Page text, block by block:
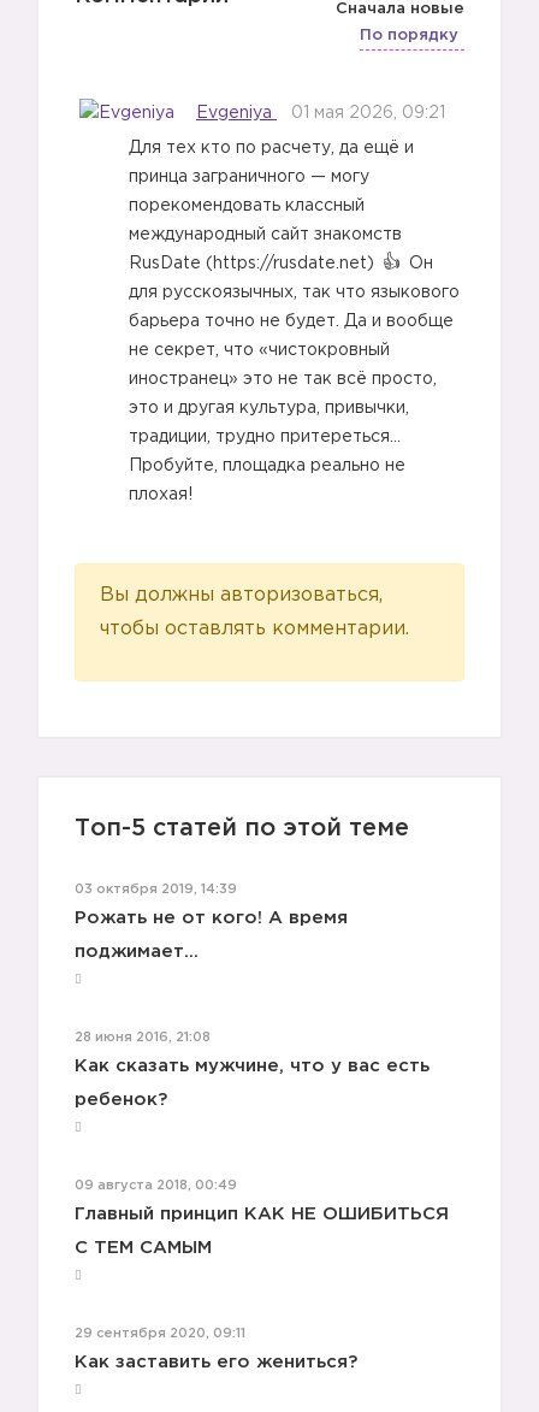
4️⃣
Сначала новые
По порядку
Evgeniya 01 мая 2026, 09:21
Для тех кто по расчету, да ещё и
принца заграничного — могу
порекомендовать классный
международный сайт знакомств
RusDate (https://rusdate.net)
Он
для русскоязычных, так что языкового
барьера точно не будет. Да и вообще
не секрет, что «чистокровный
иностранец» это не так всё просто,
это и другая культура, привычки,
традиции, трудно притереться…
Пробуйте, площадка реально не
плохая!
Вы должны авторизоваться,
чтобы оставлять комментарии.
Топ-5 статей по этой теме
03 октября 2019, 14:39
Рожать не от кого! А время
поджимает...
28 июня 2016, 21:08
Как сказать мужчине, что у вас есть
ребенок?
09 августа 2018, 00:49
Главный принцип КАК НЕ ОШИБИТЬСЯ
С ТЕМ САМЫМ
29 сентября 2020, 09:11
Как заставить его жениться?